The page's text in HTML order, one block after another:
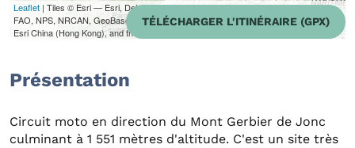
Leaflet | Tiles © Esri — Esri, DeLorme, NAVTEQ, TomTom, Intermap, iPC, USGS,
FAO, NPS, NRCAN, GeoBase, Kadaster NL, Ordnance Survey, Esri Japan, METI,
Esri China (Hong Kong), and the GIS User Community
TÉLÉCHARGER L'ITINÉRAIRE (GPX)
Présentation
Circuit moto en direction du Mont Gerbier de Jonc
culminant à 1 551 mètres d'altitude. C'est un site très